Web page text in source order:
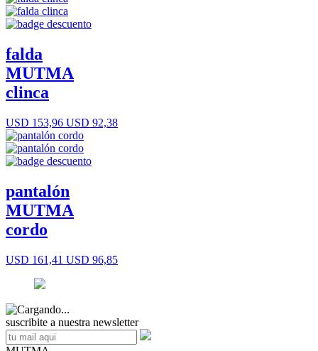
falda
MUTMA
clinca
USD 153,96 USD 92,38
pantalón
MUTMA
cordo
USD 161,41 USD 96,85
suscribite a nuestra newsletter